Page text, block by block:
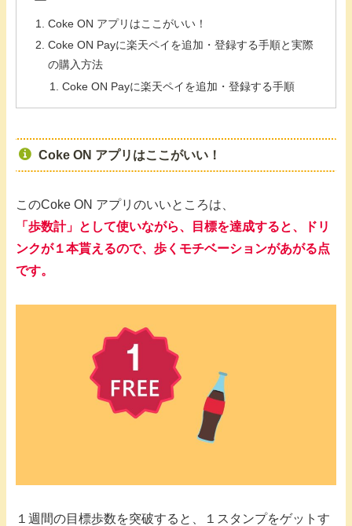
Coke ON アプリはここがいい！
Coke ON Payに楽天ペイを追加・登録する手順と実際
の購入方法
Coke ON Payに楽天ペイを追加・登録する手順
Coke ON アプリはここがいい！
このCoke ON アプリのいいところは、
「歩数計」として使いながら、目標を達成すると、ドリ
ンクが１本貰えるので、歩くモチベーションがあがる点
です。
１週間の目標歩数を突破すると、１スタンプをゲットす